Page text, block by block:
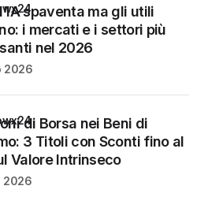
spaventa ma gli utili
i mercati e i settori più
nel 2026
2026
di Borsa nei Beni di
3 Titoli con Sconti fino al
Valore Intrinseco
2026